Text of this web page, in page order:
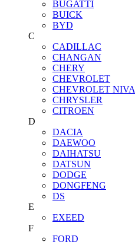
BUGATTI
BUICK
BYD
C
CADILLAC
CHANGAN
CHERY
CHEVROLET
CHEVROLET NIVA
CHRYSLER
CITROEN
D
DACIA
DAEWOO
DAIHATSU
DATSUN
DODGE
DONGFENG
DS
E
EXEED
F
FORD